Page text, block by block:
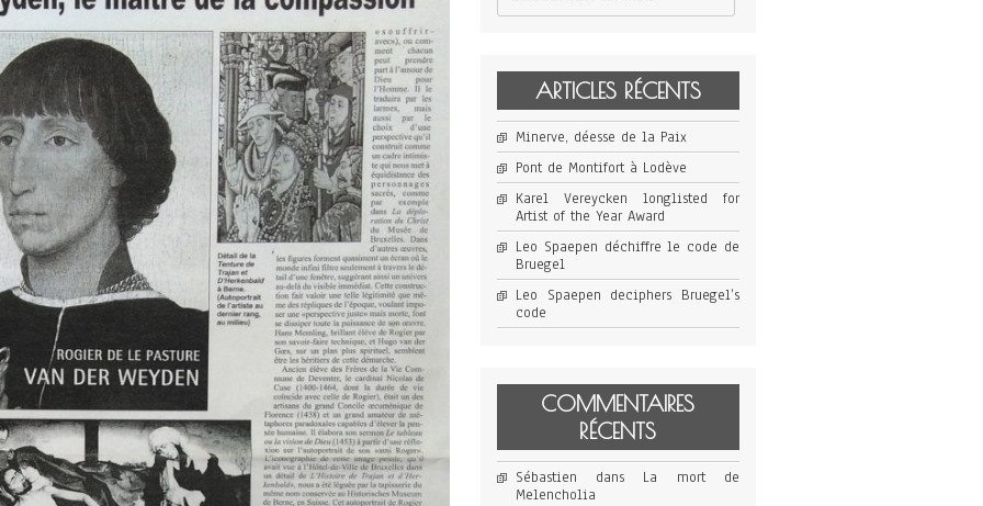
ARTICLES RÉCENTS
Minerve, déesse de la Paix
Pont de Montifort à Lodève
Karel Vereycken longlisted for
Artist of the Year Award
Leo Spaepen déchiffre le code de
Bruegel
Leo Spaepen deciphers Bruegel’s
code
COMMENTAIRES
RÉCENTS
Sébastien dans La mort de
Melencholia